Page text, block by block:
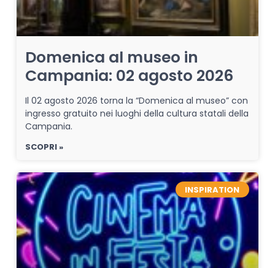
Domenica al museo in
Campania: 02 agosto 2026
Il 02 agosto 2026 torna la “Domenica al museo” con
ingresso gratuito nei luoghi della cultura statali della
Campania.
SCOPRI »
INSPIRATION